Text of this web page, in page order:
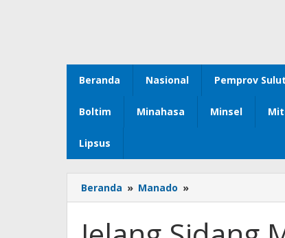
Beranda Nasional Pemprov Sulut
Boltim Minahasa Minsel
Lipsus
Beranda » Manado »
Sidang
Warga